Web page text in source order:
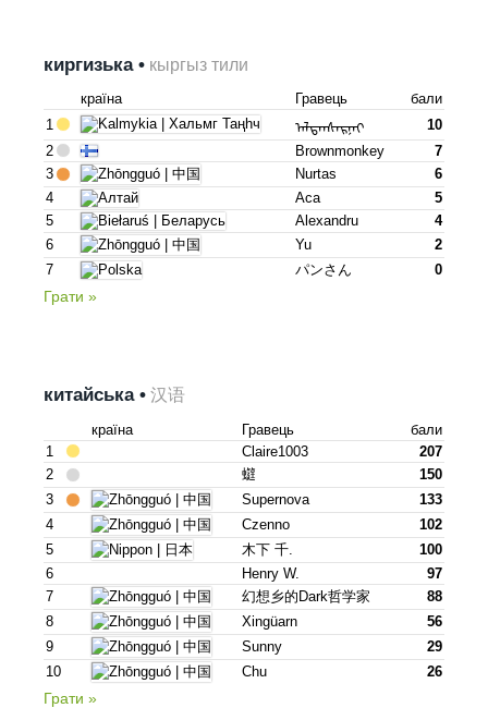
киргизька • кыргыз тили
країна Гравець
бали
1
ᠠᠯᠲᠠᠨᠰᠠᠷᠨᠠᠢ
10
2
Brownmonkey
7
3
Nurtas
6
4
Аса
5
5
Alexandru
4
6
Yu
2
7
パンさん 0
Грати »
китайська • 汉语
країна Гравець
бали
1
Claire1003
207
2
䗴
150
3
Supernova
133
4
Czenno
102
5
木下 千.
100
6
Henry W.
97
7
幻想乡的dark哲学家
88
8
Xingüarn
56
9
Sunny
29
10
Chu 26
Грати »